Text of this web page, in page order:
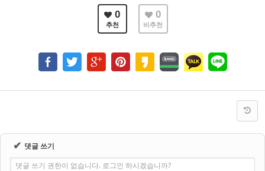
0
추천
0
비추천
✔ 댓글 쓰기
댓글 쓰기 권한이 없습니다. 로그인 하시겠습니까?